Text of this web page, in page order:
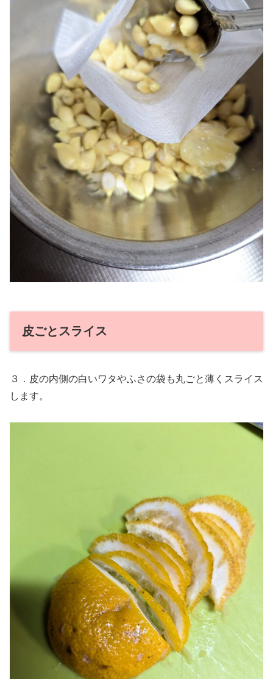
皮ごとスライス
３．皮の内側の白いワタやふさの袋も丸ごと薄くスライス
します。